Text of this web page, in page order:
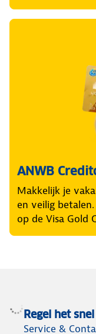
ANWB
Makkelijk je
en veilig
op de Visa Gold
Regel het snel
Service &